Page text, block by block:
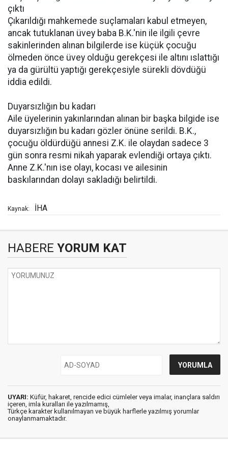
çıktı
Çıkarıldığı mahkemede suçlamaları kabul etmeyen,
ancak tutuklanan üvey baba B.K.'nin ile ilgili çevre
sakinlerinden alınan bilgilerde ise küçük çocuğu
ölmeden önce üvey olduğu gerekçesi ile altını ıslattığı
ya da gürültü yaptığı gerekçesiyle sürekli dövdüğü
iddia edildi.
Duyarsızlığın bu kadarı
Aile üyelerinin yakınlarından alınan bir başka bilgide ise
duyarsızlığın bu kadarı gözler önüne serildi. B.K.,
çocuğu öldürdüğü annesi Z.K. ile olaydan sadece 3
gün sonra resmi nikah yaparak evlendiği ortaya çıktı.
Anne Z.K.'nın ise olayı, kocası ve ailesinin
baskılarından dolayı sakladığı belirtildi.
Kaynak: İHA
HABERE YORUM KAT
UYARI: Küfür, hakaret, rencide edici cümleler veya imalar, inançlara saldırı
içeren, imla kuralları ile yazılmamış,
Türkçe karakter kullanılmayan ve büyük harflerle yazılmış yorumlar
onaylanmamaktadır.